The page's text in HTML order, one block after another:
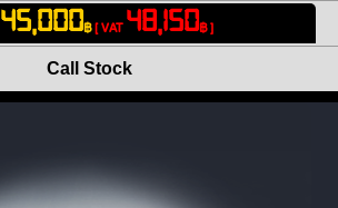
45,000฿[ VAT48,150฿ ]
Call Stock